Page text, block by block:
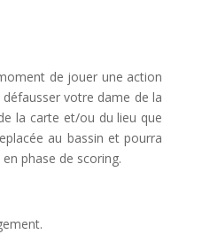
de jouer une action
votre dame de la
la carte et/ou du lieu que
au bassin et pourra
phase de scoring.